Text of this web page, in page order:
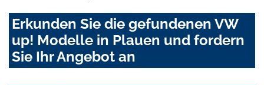
Erkunden Sie die gefundenen VW
up! Modelle in Plauen und fordern
Sie Ihr Angebot an